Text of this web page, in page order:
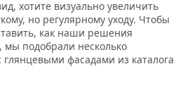
хотите визуально увеличить
но регулярному уходу. Чтобы
как наши решения
подобрали несколько
фасадами из каталога